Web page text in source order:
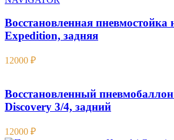
Восстановленная пневмостойка
Expedition , задняя
12000 ₽
Восстановленный
Discovery 3/4, задний
12000 ₽